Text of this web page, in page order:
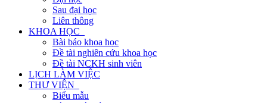
Sau đại học
Liên thông
KHOA HỌC
Bài báo khoa học
Đề tài nghiên cứu khoa học
Đề tài NCKH sinh viên
LỊCH LÀM VIỆC
THƯ VIỆN
Biểu mẫu